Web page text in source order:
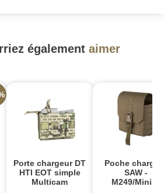
également aimer
Porte chargeur DT
HTI EOT simple
Multicam
Poche
SAW -
M249/Minimi